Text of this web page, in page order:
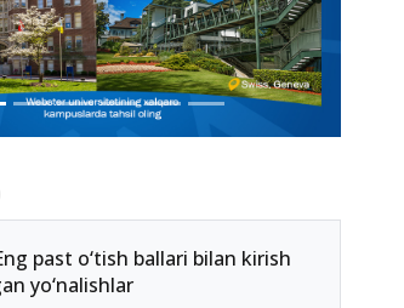
past o‘tish ballari bilan kirish
yo‘nalishlar